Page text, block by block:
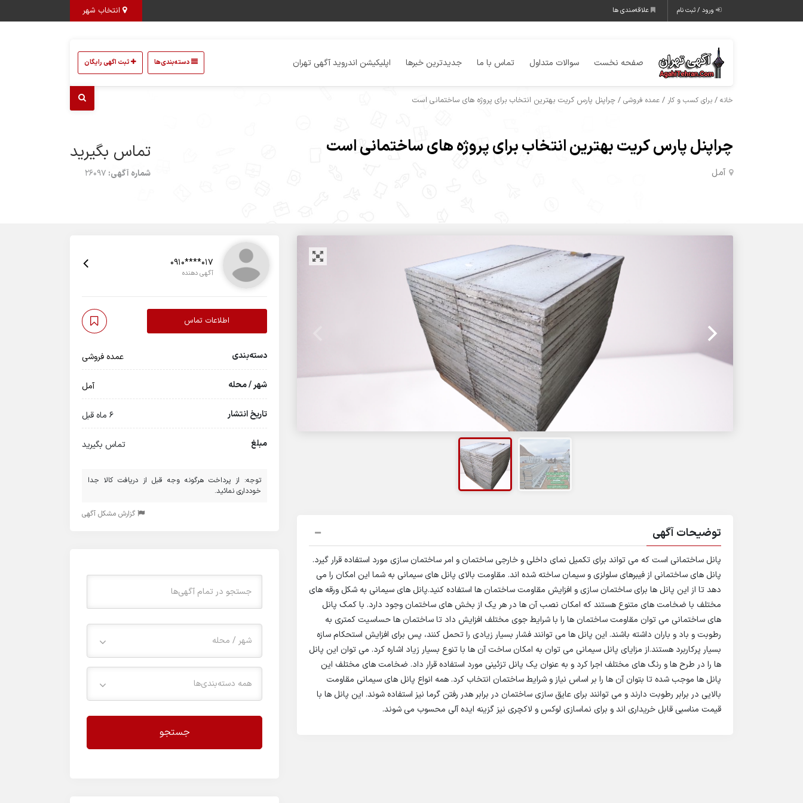
انتخاب شهر ورود / ثبت نام علاقه‌مندی ها
صفحه نخست سوالات متداول تماس با ما جدیدترین خبرها اپلیکیشن اندروید آگهی تهران دسته‌بندی‌ها ثبت اگهی رایگان
خانه / برای کسب و کار / عمده فروشی / چراپنل پارس کریت بهترین انتخاب برای پروژه های ساختمانی است
چراپنل پارس کریت بهترین انتخاب برای پروژه های ساختمانی است
آمل
تماس بگیرید
شماره آگهی: 26097
توضیحات آگهی
پانل ساختمانی است که می تواند برای تکمیل نمای داخلی و خارجی ساختمان و امر ساختمان سازی مورد استفاده قرار گیرد.
پانل های ساختمانی از فیبرهای سلولزی و سیمان ساخته شده اند. مقاومت بالای پانل های سیمانی به شما این امکان را می
دهد تا از این پانل ها برای ساختمان سازی و افزایش مقاومت ساختمان ها استفاده کنید.پانل های سیمانی به شکل ورقه های
مختلف با ضخامت های متنوع هستند که امکان نصب آن ها در هر یک از بخش های ساختمان وجود دارد. با کمک پانل
های ساختمانی می توان مقاومت ساختمان ها را با شرایط جوی مختلف افزایش داد تا ساختمان ها حساسیت کمتری به
رطوبت و باد و باران داشته باشند. این پانل ها می توانند فشار بسیار زیادی را تحمل کنند، پس برای افزایش استحکام سازه
بسیار پرکاربرد هستند.از مزایای پانل سیمانی می توان به امکان ساخت آن ها با تنوع بسیار زیاد اشاره کرد. می توان این پانل
ها را در طرح ها و رنگ های مختلف اجرا کرد و به عنوان یک پانل تزئینی مورد استفاده قرار داد. ضخامت های مختلف این
پانل ها موجب شده تا بتوان آن ها را بر اساس نیاز و شرایط ساختمان انتخاب کرد. همه انواع پانل های سیمانی مقاومت
بالایی در برابر رطوبت دارند و می توانند برای عایق سازی ساختمان در برابر هدر رفتن گرما نیز استفاده شوند. این پانل ها با
قیمت مناسبی قابل خریداری اند و برای نماسازی لوکس و لاکچری نیز گزینه ایده آلی محسوب می شوند.
0910****017
آگهی دهنده
اطلاعات تماس
دسته‌بندی عمده فروشی
شهر / محله آمل
تاریخ انتشار 6 ماه قبل
مبلغ تماس بگیرید
توجه: از پرداخت هرگونه وجه قبل از دریافت کالا جدا
خودداری نمائید.
گزارش مشکل آگهی
شهر / محله
همه دسته‌بندی‌ها
جستجو